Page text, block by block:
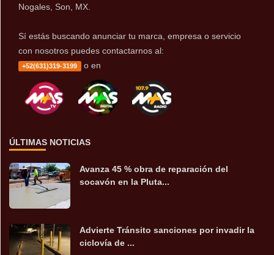
Nogales, Son, MX.
Sí estás buscando anunciar tu marca, empresa o servicio
con nosotros puedes contactarnos al:
+52(631)319-3199 o en
ÚLTIMAS NOTICIAS
Avanza 45 % obra de reparación del
socavón en la Pluta...
Advierte Tránsito sanciones por invadir la
ciclovía de ...